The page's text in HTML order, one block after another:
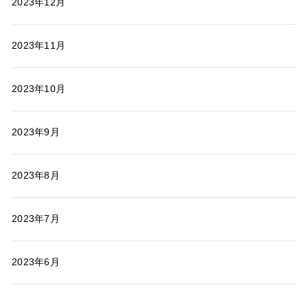
2023年11月
2023年10月
2023年9月
2023年8月
2023年7月
2023年6月